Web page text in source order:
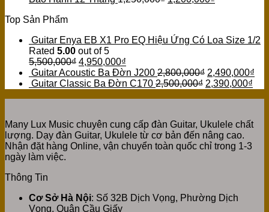
Top Sản Phẩm
Guitar Enya EB X1 Pro EQ Hiệu Ứng Có Loa Size 1/2
Rated 5.00 out of 5
5,500,000₫ 4,950,000₫
Guitar Acoustic Ba Đờn J200 2,800,000₫ 2,490,000₫
Guitar Classic Ba Đờn C170 2,500,000₫ 2,390,000₫
Many Lux Music chuyên cung cấp đàn Guitar, Ukulele chất
lượng. Dạy đàn Guitar, Ukulele từ cơ bản đến nâng cao.
Nhận đặt hàng Online, vận chuyển toàn quốc chỉ trong 1-3
ngày làm việc.
Thông Tin
Cơ Sở Hà Nội: Số 32B Dịch Vọng, Phường Dịch
Vọng, Quận Cầu Giấy